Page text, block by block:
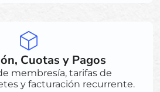
Cuotas y Pagos
membresía, tarifas de
y facturación recurrente.